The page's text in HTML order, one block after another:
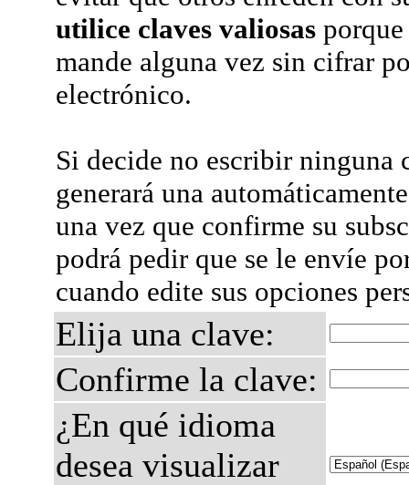
utilice claves valiosas
mande alguna vez sin cifrar
electrónico.
Si decide no escribir ninguna
generará una
una vez que confirme su
podrá pedir que se le envíe
cuando edite sus opciones
Elija una clave:
Confirme la clave:
¿En qué idioma
desea visualizar